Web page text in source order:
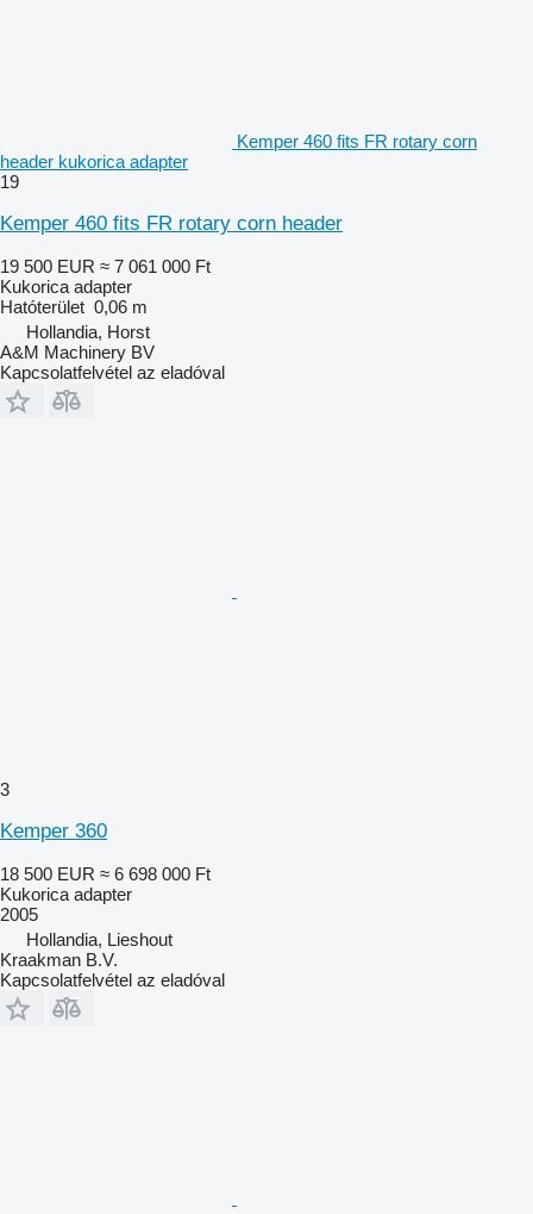
Kemper 460 fits FR rotary corn
header kukorica adapter
19
Kemper 460 fits FR rotary corn header
19 500 EUR ≈ 7 061 000 Ft
Kukorica adapter
Hatóterület 0,06 m
Hollandia, Horst
A&M Machinery BV
Kapcsolatfelvétel az eladóval
3
Kemper 360
18 500 EUR ≈ 6 698 000 Ft
Kukorica adapter
2005
Hollandia, Lieshout
Kraakman B.V.
Kapcsolatfelvétel az eladóval